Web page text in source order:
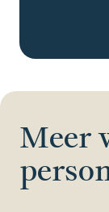
Meer